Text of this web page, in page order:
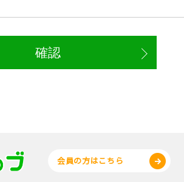
会員の方はこちら